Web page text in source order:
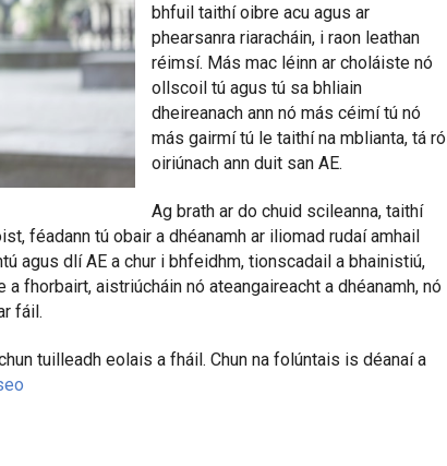
bhfuil taithí oibre acu agus ar
phearsanra riaracháin, i raon leathan
réimsí. Más mac léinn ar choláiste nó
ollscoil tú agus tú sa bhliain
dheireanach ann nó más céimí tú nó
más gairmí tú le taithí na mblianta, tá ról
oiriúnach ann duit san AE.
Ag brath ar do chuid scileanna, taithí
féadann tú obair a dhéanamh ar iliomad rudaí amhail
agus dlí AE a chur i bhfeidhm, tionscadail a bhainistiú,
fhorbairt, aistriúcháin nó ateangaireacht a dhéanamh, nó
fáil.
tuilleadh eolais a fháil. Chun na folúntais is déanaí a